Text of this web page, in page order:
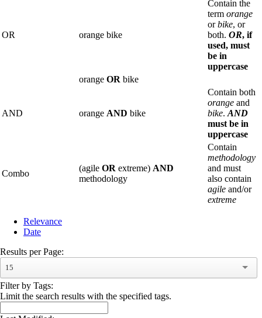
OR orange bike
Contain the
term orange
orbike, or
both. OR, if
used, must
be in
uppercase
orange OR bike
AND orange AND bike
Contain both
orange and
bike. AND
must be in
uppercase
Combo
(agile OR extreme) AND
methodology
Contain
methodology
and must
also contain
agile and/or
extreme
Relevance
Date
Results per Page:
15
Filter by Tags:
Limit the search results with the specified tags.